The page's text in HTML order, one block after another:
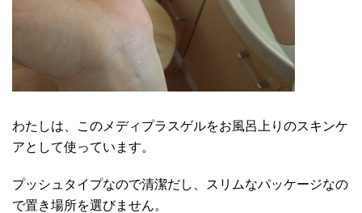
わたしは、このメディプラスゲルをお風呂上りのスキンケ
アとして使っています。
プッシュタイプなので清潔だし、スリムなパッケージなの
で置き場所を選びません。